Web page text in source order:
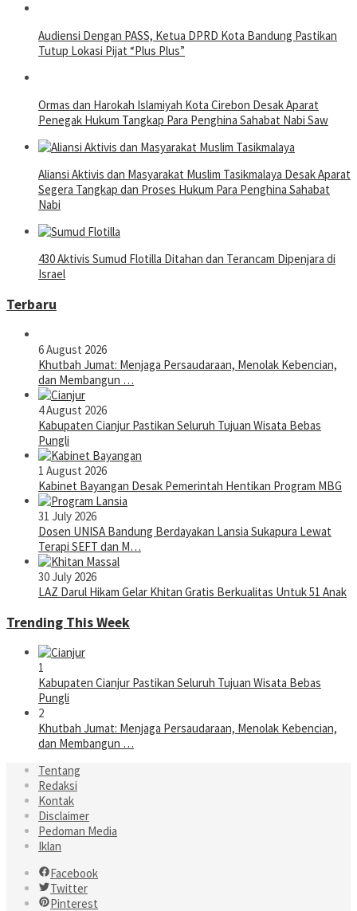
Audiensi Dengan PASS, Ketua DPRD Kota Bandung Pastikan
Tutup Lokasi Pijat “Plus Plus”
Ormas dan Harokah Islamiyah Kota Cirebon Desak Aparat
Penegak Hukum Tangkap Para Penghina Sahabat Nabi Saw
Aliansi Aktivis dan Masyarakat Muslim Tasikmalaya Desak Aparat
Segera Tangkap dan Proses Hukum Para Penghina Sahabat
Nabi
430 Aktivis Sumud Flotilla Ditahan dan Terancam Dipenjara di
Israel
Terbaru
6 August 2026
Khutbah Jumat: Menjaga Persaudaraan, Menolak Kebencian,
dan Membangun …
4 August 2026
Kabupaten Cianjur Pastikan Seluruh Tujuan Wisata Bebas
Pungli
1 August 2026
Kabinet Bayangan Desak Pemerintah Hentikan Program MBG
31 July 2026
Dosen UNISA Bandung Berdayakan Lansia Sukapura Lewat
Terapi SEFT dan M…
30 July 2026
LAZ Darul Hikam Gelar Khitan Gratis Berkualitas Untuk 51 Anak
Trending This Week
1
Kabupaten Cianjur Pastikan Seluruh Tujuan Wisata Bebas
Pungli
2
Khutbah Jumat: Menjaga Persaudaraan, Menolak Kebencian,
dan Membangun …
Tentang
Redaksi
Kontak
Disclaimer
Pedoman Media
Iklan
Facebook
Twitter
Pinterest